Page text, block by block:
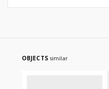
OBJECTS similar